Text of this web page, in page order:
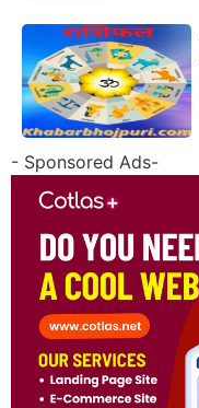
- Sponsored Ads-